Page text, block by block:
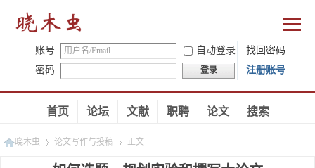
账号 自动登录
找回密码
密码
登录 注册账号
首页 论坛 文献 职聘 论文 搜索
晓木虫 论文写作与投稿 正文